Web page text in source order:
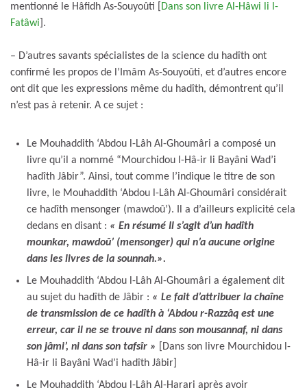
mentionné le Hâfidh As-Souyoûti [
Dans son livre Al-Hâwi li l-
Fatâwi ].
– D’autres savants spécialistes de la science du hadîth ont
confirmé les propos de l’Imâm As-Souyoûti, et d’autres encore
ont dit que les expressions même du hadîth, démontrent qu’il
n’est pas à retenir. A ce sujet :
Le Mouhaddith ‘Abdou l-Lâh Al-Ghoumâri a composé un
livre qu’il a nommé “Mourchidou l-Hâ-ir li Bayâni Wad’i
hadîth Jâbir”. Ainsi, tout comme l’indique le titre de son
livre, le Mouhaddith ‘Abdou l-Lâh Al-Ghoumâri considérait
ce hadîth mensonger (mawdoû’). Il a d’ailleurs explicité cela
dedans en disant : « En résumé Il s’agit d’un hadîth
mounkar, mawdoû’ (mensonger) qui n’a aucune origine
dans les livres de la sounnah.».
Le Mouhaddith ‘Abdou l-Lâh Al-Ghoumâri a également dit
au sujet du hadîth de Jâbir : « Le fait d’attribuer la chaîne
de transmission de ce hadîth à ‘Abdou r-Razzâq est une
erreur, car il ne se trouve ni dans son mousannaf, ni dans
son jâmi’, ni dans son tafsîr »
[Dans son livre Mourchidou l-
Hâ-ir li Bayâni Wad’i hadîth Jâbir]
Le Mouhaddith ‘Abdou l-Lâh Al-Harari après avoir